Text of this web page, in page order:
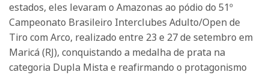
estados, eles levaram o Amazonas ao pódio do 51º
Campeonato Brasileiro Interclubes Adulto/Open de
Tiro com Arco, realizado entre 23 e 27 de setembro em
Maricá (RJ), conquistando a medalha de prata na
categoria Dupla Mista e reafirmando o protagonismo